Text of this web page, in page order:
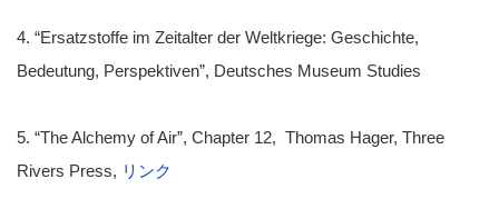
4. “Ersatzstoffe im Zeitalter der Weltkriege: Geschichte,
Bedeutung, Perspektiven”, Deutsches Museum Studies
5. “The Alchemy of Air”, Chapter 12, Thomas Hager, Three
Rivers Press, リンク